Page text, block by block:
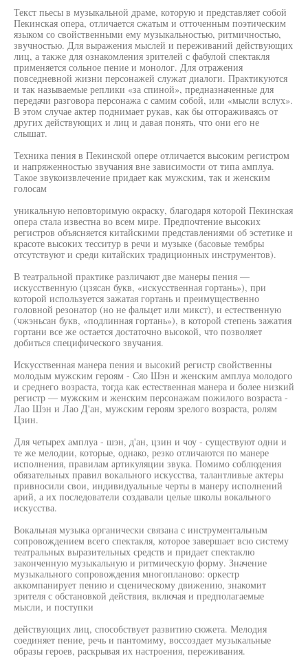
Текст пьесы в музыкальной драме, которую и представляет собой
Пекинская опера, отличается сжатым и отточенным поэтическим
языком со свойственными ему музыкальностью, ритмичностью,
звучностью. Для выражения мыслей и переживаний действующих
лиц, а также для ознакомления зрителей с фабулой спектакля
применяется сольное пение и монолог. Для отражения
повседневной жизни персонажей служат диалоги. Практикуются
и так называемые реплики «за спиной», предназначенные для
передачи разговора персонажа с самим собой, или «мысли вслух».
В этом случае актер поднимает рукав, как бы отгораживаясь от
других действующих и лиц и давая понять, что они его не
слышат.
Техника пения в Пекинской опере отличается высоким регистром
и напряженностью звучания вне зависимости от типа амплуа.
Такое звукоизвлечение придает как мужским, так и женским
голосам
уникальную неповторимую окраску, благодаря которой Пекинская
опера стала известна во всем мире. Предпочтение высоких
регистров объясняется китайскими представлениями об эстетике и
красоте высоких тесситур в речи и музыке (басовые тембры
отсутствуют и среди китайских традиционных инструментов).
В театральной практике различают две манеры пения —
искусственную (цзясан букв, «искусственная гортань»), при
которой используется зажатая гортань и преимущественно
головной резонатор (но не фальцет или микст), и естественную
(чжэньсан букв, «подлинная гортань»), в которой степень зажатия
гортани все же остается достаточно высокой, что позволяет
добиться специфического звучания.
Искусственная манера пения и высокий регистр свойственны
молодым мужским героям - Сяо Шэн и женским амплуа молодого
и среднего возраста, тогда как естественная манера и более низкий
регистр — мужским и женским персонажам пожилого возраста -
Лао Шэн и Лао Д'ан, мужским героям зрелого возраста, ролям
Цзин.
Для четырех амплуа - шэн, д'ан, цзин и чоу - существуют одни и
те же мелодии, которые, однако, резко отличаются по манере
исполнения, правилам артикуляции звука. Помимо соблюдения
обязательных правил вокального искусства, талантливые актеры
привносили свои, индивидуальные черты в манеру исполнений
арий, а их последователи создавали целые школы вокального
искусства.
Вокальная музыка органически связана с инструментальным
сопровождением всего спектакля, которое завершает всю систему
театральных выразительных средств и придает спектаклю
законченную музыкальную и ритмическую форму. Значение
музыкального сопровождения многопланово: оркестр
аккомпанирует пению и сценическому движению, знакомит
зрителя с обстановкой действия, включая и предполагаемые
мысли, и поступки
действующих лиц, способствует развитию сюжета. Мелодия
соединяет пение, речь и пантомиму, воссоздает музыкальные
образы героев, раскрывая их настроения, переживания.